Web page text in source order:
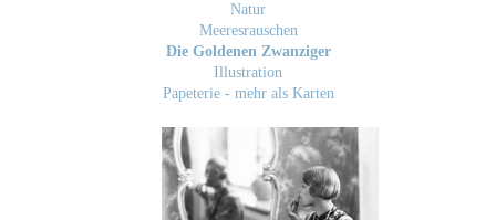
Natur
Meeresrauschen
Die Goldenen Zwanziger
Illustration
Papeterie - mehr als Karten